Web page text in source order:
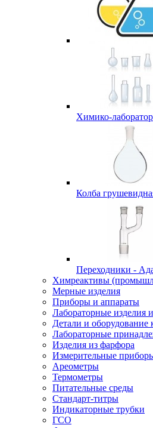
Химико-
Колба
Переходники -
Химреактивы
Мерные изделия
Приборы и аппараты
Лабораторные изделия
Детали и оборудование
Лабораторные
Изделия из фарфора
Измерительные
Ареометры
Термометры
Питательные среды
Стандарт-титры
Индикаторные трубки
ГСО